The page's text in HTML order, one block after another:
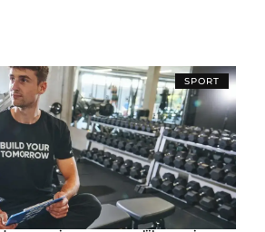
SPORT